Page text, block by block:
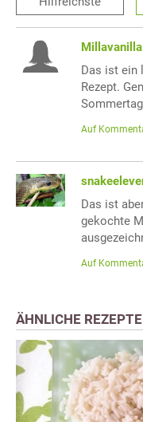
Millavanilla
Das ist ein
Rezept.
Auf
Das ist
gekochte
Auf
ÄHNLICHE REZEPTE